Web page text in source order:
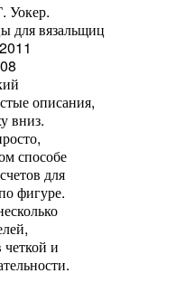
Уокер.
для вязальщиц
описания,
вниз.
способе
для
фигуре.
и